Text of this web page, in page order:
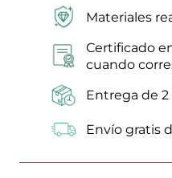
Materiales
Certificado
cuando
Entrega de 2
Envío gratis